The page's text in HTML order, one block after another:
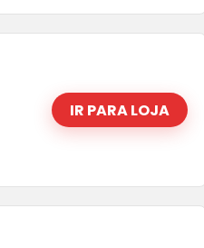
IR PARA LOJA